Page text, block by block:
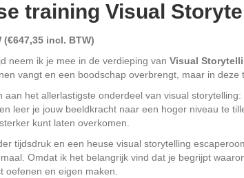
training Visual
(€647,35 incl. BTW)
neem ik je mee in de verdieping van Visual
vangt en een boodschap overbrengt, maar in
aan het allerlastigste onderdeel van visual storytelling:
leer je jouw beeldkracht naar een hoger niveau te
kunt laten overkomen.
tijdsdruk en een heuse visual storytelling
Omdat ik het belangrijk vind dat je begrijpt
oefenen en eigen maken.